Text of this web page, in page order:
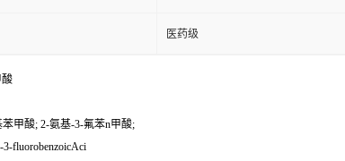
医药级
酸
甲酸; 2-氨基-3-氟苯n甲酸;
fluorobenzoicAci